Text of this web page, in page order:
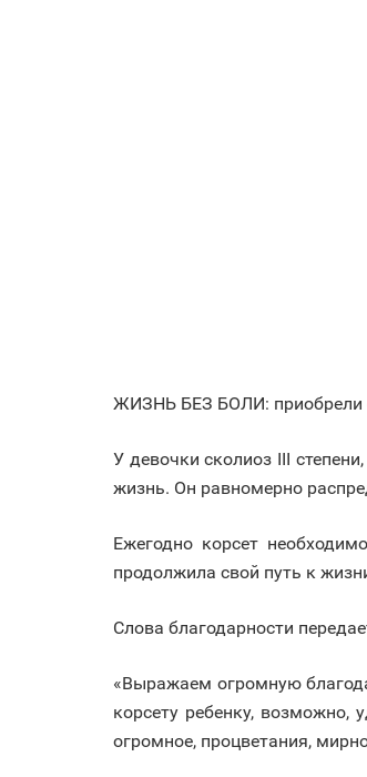
ЖИЗНЬ БЕЗ БОЛИ: приобрели
У девочки сколиоз III
жизнь. Он равномерно
Ежегодно корсет
продолжила свой путь к
Слова благодарности
«Выражаем огромную
корсету ребенку,
огромное, процветания,